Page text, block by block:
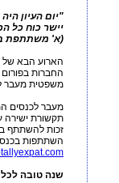
"יום העיון
יישר כוח כל
(א' משתתפת
הארוע הבא של
החברות
משפטית מעבר
מעבר לכנסים
תקשורת ישירה
זכות להשתתף
השתתפות
שנה טובה לכל